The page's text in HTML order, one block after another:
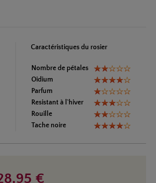
Caractéristiques du rosier
Nombre de pétales
Oidium
Parfum
Resistant à l`hiver
Rouille
Tache noire
€